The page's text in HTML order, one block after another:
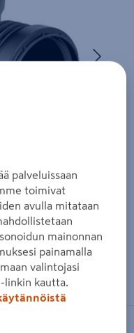
kosketusnäytöllä
palveluissaan
toimivat
avulla mitataan
mainonnan
painamalla
valintojasi
linkin kautta.